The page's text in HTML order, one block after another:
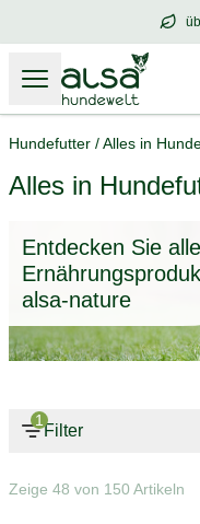
Hundefutter /Alles in
Alles in
Entdecken Sie alle
alsa-nature
1
Filter
Zeige 48 von 150 Artikeln